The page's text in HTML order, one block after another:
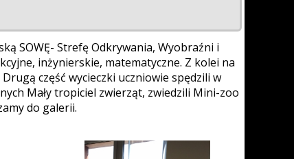
SOWĘ- Strefę Odkrywania, Wyobraźni i
inżynierskie, matematyczne. Z kolei na
część wycieczki uczniowie spędzili w
Mały tropiciel zwierząt, zwiedzili Mini-zoo
do galerii.